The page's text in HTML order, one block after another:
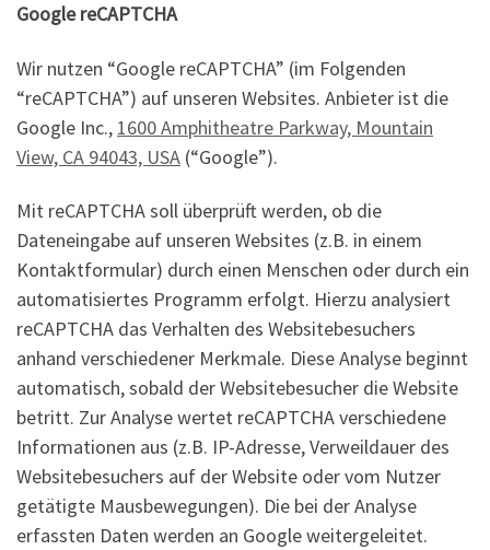
Google reCAPTCHA
Wir nutzen “Google reCAPTCHA” (im Folgenden
“reCAPTCHA”) auf unseren Websites. Anbieter ist die
Google Inc., 1600 Amphitheatre Parkway, Mountain
View, CA 94043, USA (“Google”).
Mit reCAPTCHA soll überprüft werden, ob die
Dateneingabe auf unseren Websites (z.B. in einem
Kontaktformular) durch einen Menschen oder durch ein
automatisiertes Programm erfolgt. Hierzu analysiert
reCAPTCHA das Verhalten des Websitebesuchers
anhand verschiedener Merkmale. Diese Analyse beginnt
automatisch, sobald der Websitebesucher die Website
betritt. Zur Analyse wertet reCAPTCHA verschiedene
Informationen aus (z.B. IP-Adresse, Verweildauer des
Websitebesuchers auf der Website oder vom Nutzer
getätigte Mausbewegungen). Die bei der Analyse
erfassten Daten werden an Google weitergeleitet.